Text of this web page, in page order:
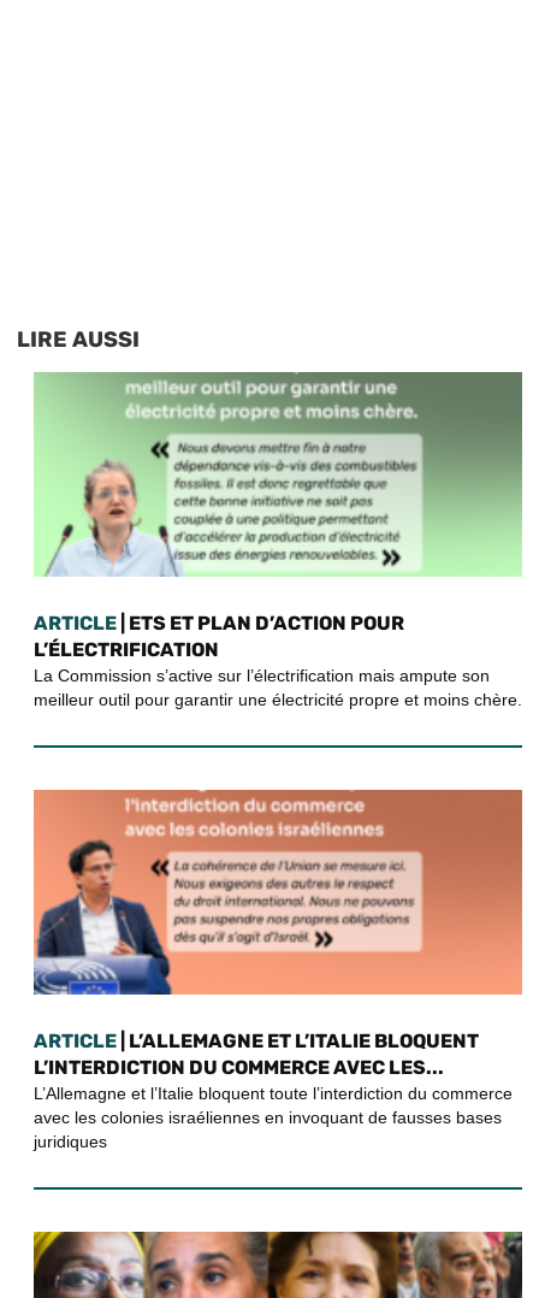
LIRE AUSSI
ARTICLE | ETS ET PLAN D’ACTION POUR
L’ÉLECTRIFICATION
La Commission s’active sur l’électrification mais ampute son
meilleur outil pour garantir une électricité propre et moins chère.
ARTICLE | L’ALLEMAGNE ET L’ITALIE BLOQUENT
L’INTERDICTION DU COMMERCE AVEC LES...
L’Allemagne et l’Italie bloquent toute l’interdiction du commerce
avec les colonies israéliennes en invoquant de fausses bases
juridiques